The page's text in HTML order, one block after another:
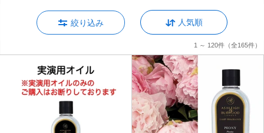
絞り込み 人気順
1 ～ 120件 （全165件）